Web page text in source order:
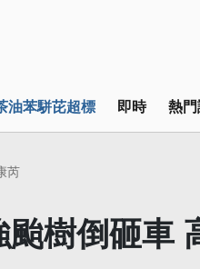
油苯駢芘超標 即時 熱
芮
颱樹倒砸車